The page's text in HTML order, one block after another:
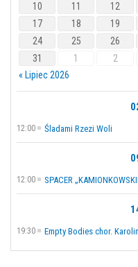
10
11 12
17
18 19
24
25 26
31
1 2
« Lipiec 2026
12:00 Śladami Rzezi Woli
12:00 SPACER
19:30 Empty Bodies chor.